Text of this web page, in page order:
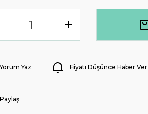
Yorum Yaz Fiyatı Düşünce Haber Ver
Paylaş